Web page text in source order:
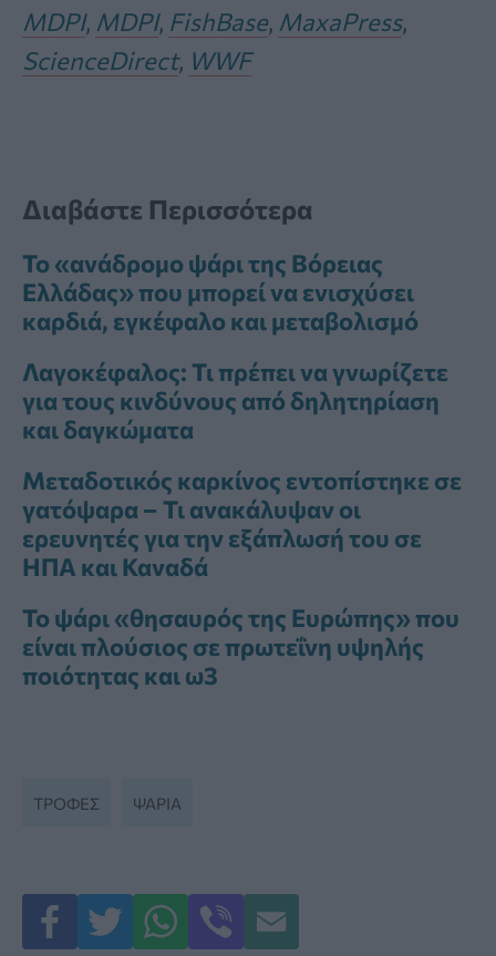
MDPI, MDPI, FishBase, MaxaPress,
ScienceDirect, WWF
Διαβάστε Περισσότερα
Το «ανάδρομο ψάρι της Βόρειας
Ελλάδας» που μπορεί να ενισχύσει
καρδιά, εγκέφαλο και μεταβολισμό
Λαγοκέφαλος: Τι πρέπει να γνωρίζετε
για τους κινδύνους από δηλητηρίαση
και δαγκώματα
Μεταδοτικός καρκίνος εντοπίστηκε σε
γατόψαρα – Τι ανακάλυψαν οι
ερευνητές για την εξάπλωσή του σε
ΗΠΑ και Καναδά
Το ψάρι «θησαυρός της Ευρώπης» που
είναι πλούσιος σε πρωτεΐνη υψηλής
ποιότητας και ω3
ΤΡΟΦΈΣ ΨΆΡΙΑ